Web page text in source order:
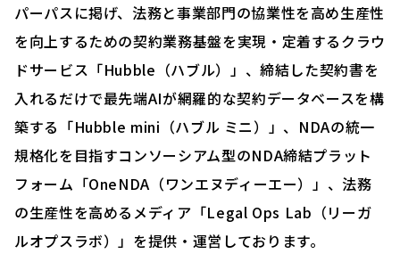
パーパスに掲げ、法務と事業部門の協業性を高め生産性
を向上するための契約業務基盤を実現・定着するクラウ
ドサービス「Hubble（ハブル）」、締結した契約書を
入れるだけで最先端AIが網羅的な契約データベースを構
築する「Hubble mini（ハブル ミニ）」、NDAの統一
規格化を目指すコンソーシアム型のNDA締結プラット
フォーム「OneNDA（ワンエヌディーエー）」、法務
の生産性を高めるメディア「Legal Ops Lab（リーガ
ルオプスラボ）」を提供・運営しております。